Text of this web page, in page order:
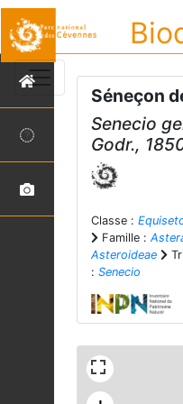
Séneçon
Senecio
Godr.,
Classe :
Famille :
Asteroideae
: Senecio